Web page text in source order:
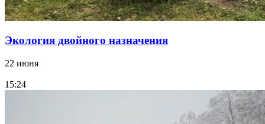
Экология двойного назначения
22 июня
15:24